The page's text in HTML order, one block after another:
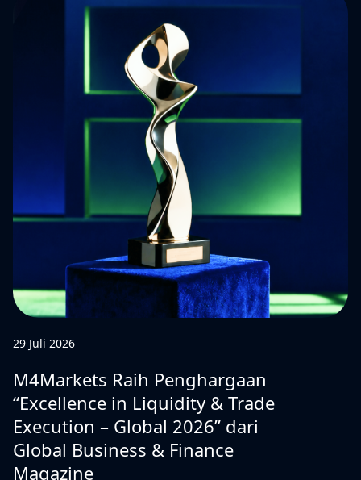
29 Juli 2026
M4Markets Raih Penghargaan
“Excellence in Liquidity & Trade
Execution – Global 2026” dari
Global Business & Finance
Magazine